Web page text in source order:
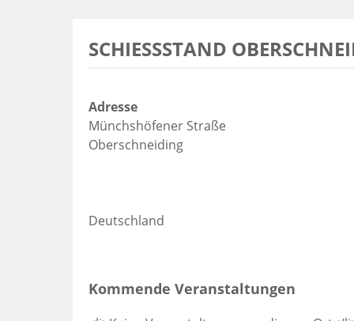
SCHIESSSTAND
Adresse
Münchshöfener Straße
Oberschneiding
Deutschland
Kommende Veranstaltungen